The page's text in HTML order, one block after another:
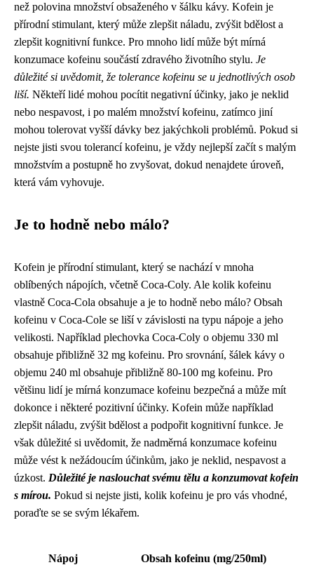
než polovina množství obsaženého v šálku kávy. Kofein je
přírodní stimulant, který může zlepšit náladu, zvýšit bdělost a
zlepšit kognitivní funkce. Pro mnoho lidí může být mírná
konzumace kofeinu součástí zdravého životního stylu. Je
důležité si uvědomit, že tolerance kofeinu se u jednotlivých osob
liší. Někteří lidé mohou pocítit negativní účinky, jako je neklid
nebo nespavost, i po malém množství kofeinu, zatímco jiní
mohou tolerovat vyšší dávky bez jakýchkoli problémů. Pokud si
nejste jisti svou tolerancí kofeinu, je vždy nejlepší začít s malým
množstvím a postupně ho zvyšovat, dokud nenajdete úroveň,
která vám vyhovuje.
Je to hodně nebo málo?
Kofein je přírodní stimulant, který se nachází v mnoha
oblíbených nápojích, včetně Coca-Coly. Ale kolik kofeinu
vlastně Coca-Cola obsahuje a je to hodně nebo málo? Obsah
kofeinu v Coca-Cole se liší v závislosti na typu nápoje a jeho
velikosti. Například plechovka Coca-Coly o objemu 330 ml
obsahuje přibližně 32 mg kofeinu. Pro srovnání, šálek kávy o
objemu 240 ml obsahuje přibližně 80-100 mg kofeinu. Pro
většinu lidí je mírná konzumace kofeinu bezpečná a může mít
dokonce i některé pozitivní účinky. Kofein může například
zlepšit náladu, zvýšit bdělost a podpořit kognitivní funkce. Je
však důležité si uvědomit, že nadměrná konzumace kofeinu
může vést k nežádoucím účinkům, jako je neklid, nespavost a
úzkost. Důležité je naslouchat svému tělu a konzumovat kofein
s mírou. Pokud si nejste jisti, kolik kofeinu je pro vás vhodné,
poraďte se se svým lékařem.
Nápoj Obsah kofeinu (mg/250ml)